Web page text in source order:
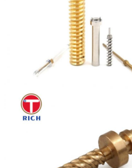
5052, 7075
विशेष मिश्र धातुः Fe-
4J33, 4J50, Invar
पीतल: H57, H59, H63
आसान कार लोहाः
हल्के स्टील: ए3, एस45सी
स्टेनलेस स्टीलः
इंजीनियरिंग प्लास्टिकः
सीएनसी मशीनिंग के बाद
पीसने, पॉलिश, डेबुर,
निरीक्षण
कैलिपर, माइक्रोमीटर,
अल्टीमीटर, लीवर गेज,